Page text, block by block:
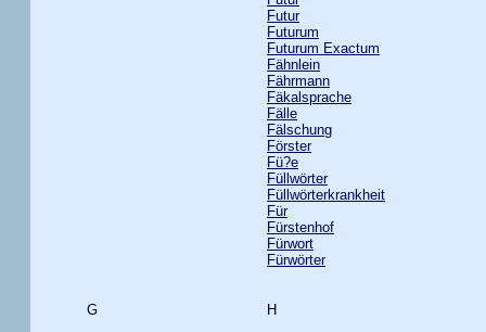
Futur
Futurum
Futurum Exactum
Fähnlein
Fährmann
Fäkalsprache
Fälle
Fälschung
Förster
Fü?e
Füllwörter
Füllwörterkrankheit
Für
Fürstenhof
Fürwort
Fürwörter
G
H